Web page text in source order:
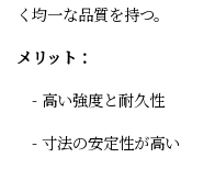
く均一な品質を持つ。
メリット：
- 高い強度と耐久性
- 寸法の安定性が高い